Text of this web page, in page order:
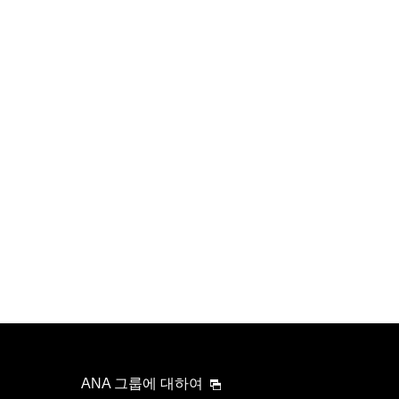
ANA 그룹에 대하여